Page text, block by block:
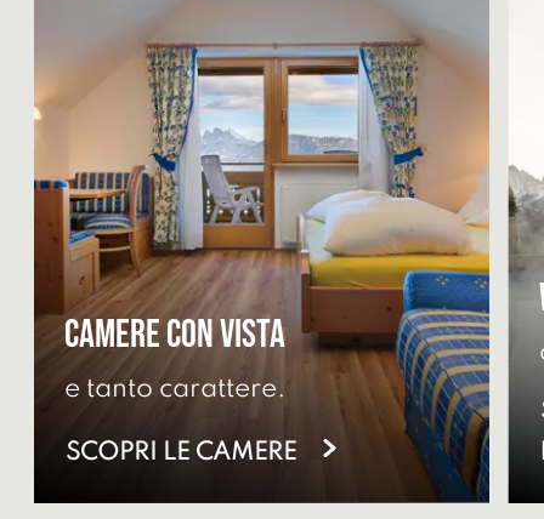
Camere con vista
e tanto carattere.
SCOPRI LE CAMERE